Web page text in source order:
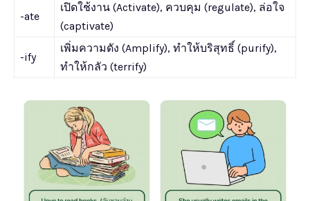
-ate
เปิดใช้งาน (Activate), ควบคุม (regulate), ล่อใจ
(captivate)
-ify
เพิ่มความดัง (Amplify), ทำให้บริสุทธิ์ (purify),
ทำให้กลัว (terrify)